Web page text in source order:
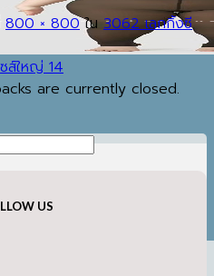
800 × 800ใน3062 เลกกิ้งซี
are currently closed.
US